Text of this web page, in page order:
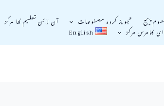
ھوم پیج تجویز کردہ مصنوعات آن لائن تعلیم کا مرکز
ای کامرس مرکز English